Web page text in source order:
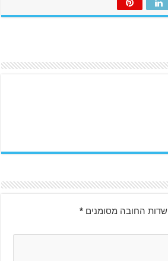
שדות החובה מסומנים*